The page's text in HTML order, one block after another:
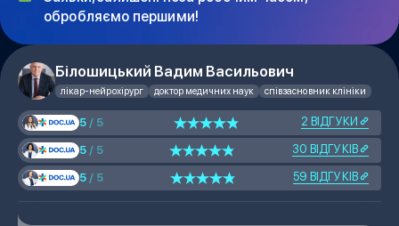
обробляємо першими!
Білошицький Вадим Васильович
лікар-нейрохірург доктор медичних наук співзасновник клініки
5/ 5 2 ВІДГУКИ
5/ 5 30 ВІДГУКІВ
5/ 5 59 ВІДГУКІВ